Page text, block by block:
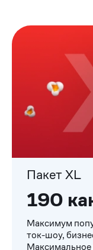
Пакет XL
190
Максимум
ток-шоу,
Максимальное